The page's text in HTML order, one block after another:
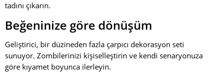
tadını çıkarın.
Beğeninize göre dönüşüm
Geliştirici, bir düzineden fazla çarpıcı dekorasyon seti
sunuyor. Zombilerinizi kişiselleştirin ve kendi senaryonuza
göre kıyamet boyunca ilerleyin.